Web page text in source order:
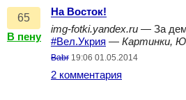
65
В пену
На Восток!
img-fotki.yandex.ru — За
#Вел.Укрия — Картинки,
Babr 19:06 01.05.2014
2 комментария